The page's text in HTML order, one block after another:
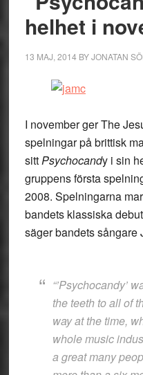
helhet i
13 MAJ, 2014 BYJONATAN
I november ger The
spelningar på brittisk
sittPsychocandy i sin
gruppens första
2008. Spelningarna
bandets klassiska
säger bandets sångare
“’Psychocandy’
the teeth to all of
way at the time,
whole music
a great many